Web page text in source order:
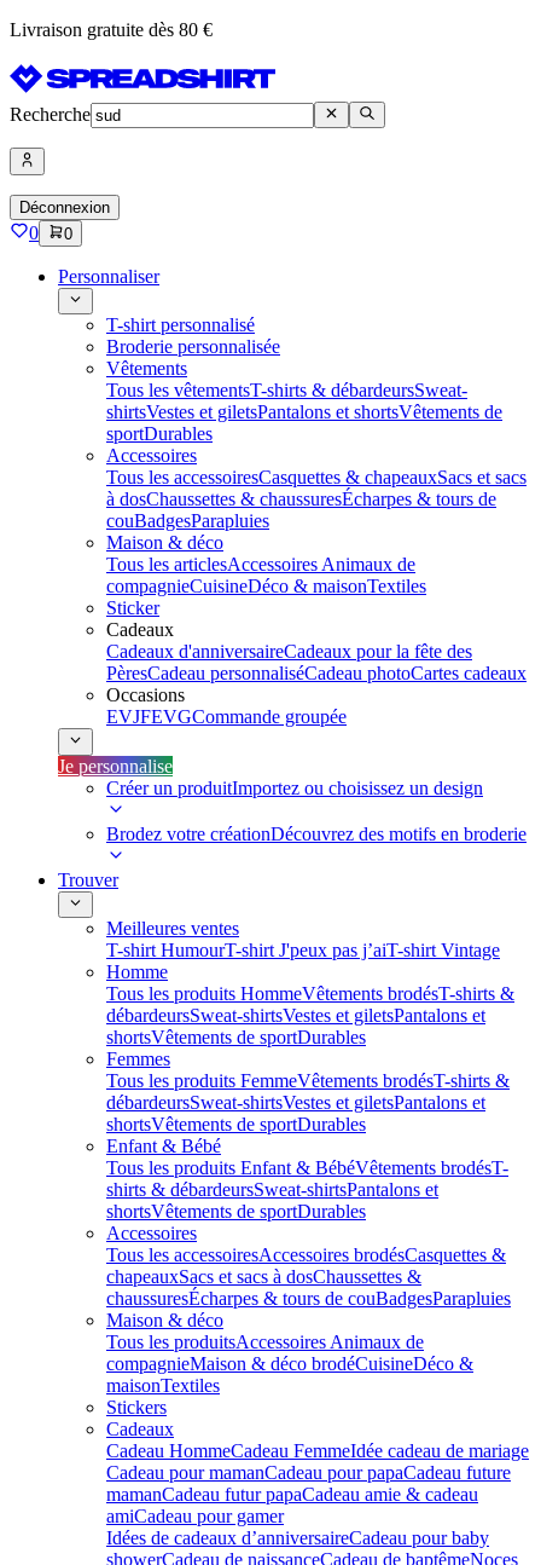
Livraison gratuite dès 80 €
Recherche
Déconnexion
0 0
Personnaliser
T-shirt personnalisé
Broderie personnalisée
Vêtements
Tous les vêtementsT-shirts & débardeursSweat-
shirtsVestes et giletsPantalons et shortsVêtements de
sportDurables
Accessoires
Tous les accessoiresCasquettes & chapeauxSacs et sacs
à dosChaussettes & chaussuresÉcharpes & tours de
couBadgesParapluies
Maison & déco
Tous les articlesAccessoires Animaux de
compagnieCuisineDéco & maisonTextiles
Sticker
Cadeaux
Cadeaux d'anniversaireCadeaux pour la fête des
PèresCadeau personnaliséCadeau photoCartes cadeaux
Occasions
EVJFEVGCommande groupée
Je personnalise
Créer un produitImportez ou choisissez un design
Brodez votre créationDécouvrez des motifs en broderie
Trouver
Meilleures ventes
T-shirt HumourT-shirt J'peux pas j’aiT-shirt Vintage
Homme
Tous les produits HommeVêtements brodésT-shirts &
débardeursSweat-shirtsVestes et giletsPantalons et
shortsVêtements de sportDurables
Femmes
Tous les produits FemmeVêtements brodésT-shirts &
débardeursSweat-shirtsVestes et giletsPantalons et
shortsVêtements de sportDurables
Enfant & Bébé
Tous les produits Enfant & BébéVêtements brodésT-
shirts & débardeursSweat-shirtsPantalons et
shortsVêtements de sportDurables
Accessoires
Tous les accessoiresAccessoires brodésCasquettes &
chapeauxSacs et sacs à dosChaussettes &
chaussuresÉcharpes & tours de couBadgesParapluies
Maison & déco
Tous les produitsAccessoires Animaux de
compagnieMaison & déco brodéCuisineDéco &
maisonTextiles
Stickers
Cadeaux
Cadeau HommeCadeau FemmeIdée cadeau de mariage​
Cadeau pour mamanCadeau pour papaCadeau future
mamanCadeau futur papaCadeau amie & cadeau
amiCadeau pour gamer
Idées de cadeaux d’anniversaireCadeau pour baby
showerCadeau de naissanceCadeau de baptêmeNoces